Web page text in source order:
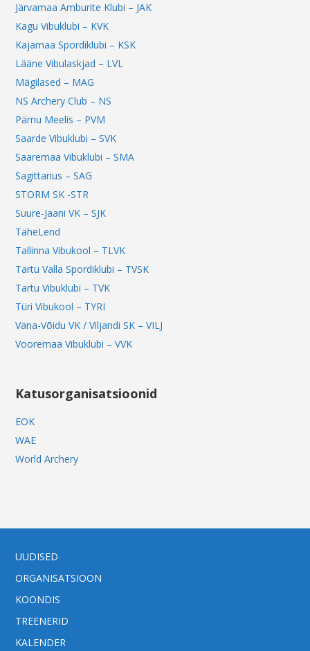
Järvamaa Amburite Klubi – JAK
Kagu Vibuklubi – KVK
Kajamaa Spordiklubi – KSK
Lääne Vibulaskjad – LVL
Mägilased – MAG
NS Archery Club – NS
Pärnu Meelis – PVM
Saarde Vibuklubi – SVK
Saaremaa Vibuklubi – SMA
Sagittarius – SAG
STORM SK -STR
Suure-Jaani VK – SJK
TäheLend
Tallinna Vibukool – TLVK
Tartu Valla Spordiklubi – TVSK
Tartu Vibuklubi – TVK
Türi Vibukool – TYRI
Vana-Võidu VK / Viljandi SK – VILJ
Vooremaa Vibuklubi – VVK
Katusorganisatsioonid
EOK
WAE
World Archery
UUDISED
ORGANISATSIOON
KOONDIS
TREENERID
KALENDER